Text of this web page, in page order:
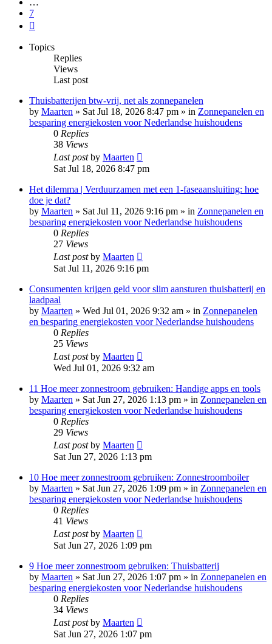
7
Topics
Replies
Views
Last post
Thuisbatterijen btw-vrij, net als zonnepanelen
by Maarten » Sat Jul 18, 2026 8:47 pm » in Zonnepanelen en
besparing energiekosten voor Nederlandse huishoudens
0 Replies
38 Views
Last postby Maarten
Sat Jul 18, 2026 8:47 pm
Het dilemma | Verduurzamen met een 1-faseaansluiting: hoe
doe je dat?
by Maarten » Sat Jul 11, 2026 9:16 pm » in Zonnepanelen en
besparing energiekosten voor Nederlandse huishoudens
0 Replies
27 Views
Last postby Maarten
Sat Jul 11, 2026 9:16 pm
Consumenten krijgen geld voor slim aansturen thuisbatterij en
laadpaal
by Maarten » Wed Jul 01, 2026 9:32 am » in Zonnepanelen
en besparing energiekosten voor Nederlandse huishoudens
0 Replies
25 Views
Last postby Maarten
Wed Jul 01, 2026 9:32 am
11 Hoe meer zonnestroom gebruiken: Handige apps en tools
by Maarten » Sat Jun 27, 2026 1:13 pm » in Zonnepanelen en
besparing energiekosten voor Nederlandse huishoudens
0 Replies
29 Views
Last postby Maarten
Sat Jun 27, 2026 1:13 pm
10 Hoe meer zonnestroom gebruiken: Zonnestroomboiler
by Maarten » Sat Jun 27, 2026 1:09 pm » in Zonnepanelen en
besparing energiekosten voor Nederlandse huishoudens
0 Replies
41 Views
Last postby Maarten
Sat Jun 27, 2026 1:09 pm
9 Hoe meer zonnestroom gebruiken: Thuisbatterij
by Maarten » Sat Jun 27, 2026 1:07 pm » in Zonnepanelen en
besparing energiekosten voor Nederlandse huishoudens
0 Replies
34 Views
Last postby Maarten
Sat Jun 27, 2026 1:07 pm